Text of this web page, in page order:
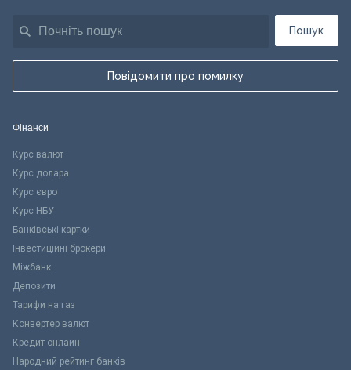
Пошук
Повідомити про помилку
Фінанси
Курс валют
Курс долара
Курс євро
Курс НБУ
Банківські картки
Інвестиційні брокери
Міжбанк
Депозити
Тарифи на газ
Конвертер валют
Кредит онлайн
Народний рейтинг банків